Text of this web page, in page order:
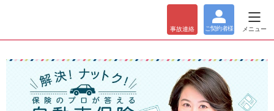
事故連絡 ご契約者様 メニュー